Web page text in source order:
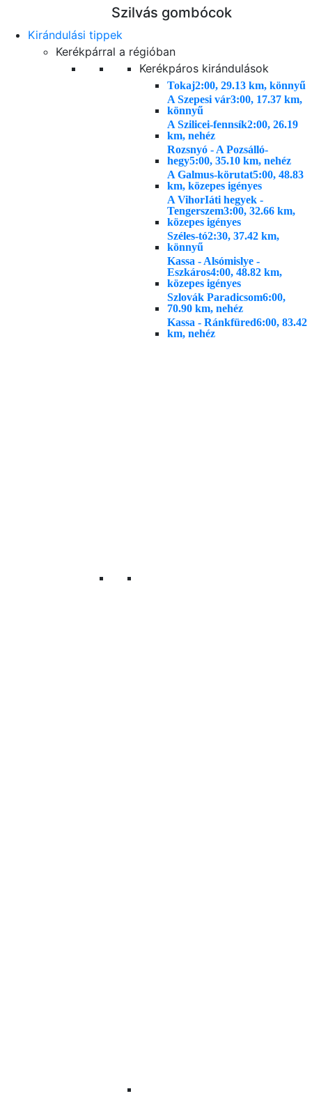
Szilvás gombócok
Kirándulási tippek
Kerékpárral a régióban
Kerékpáros kirándulások
Tokaj2:00, 29.13 km, könnyű
A Szepesi vár3:00, 17.37 km,
könnyű
A Szilicei-fennsík2:00, 26.19
km, nehéz
Rozsnyó - A Pozsálló-
hegy5:00, 35.10 km, nehéz
A Galmus-körutat5:00, 48.83
km, közepes igényes
A VihorIáti hegyek -
Tengerszem3:00, 32.66 km,
közepes igényes
Széles-tó2:30, 37.42 km,
könnyű
Kassa - Alsómislye -
Eszkáros4:00, 48.82 km,
közepes igényes
Szlovák Paradicsom6:00,
70.90 km, nehéz
Kassa - Ránkfüred6:00, 83.42
km, nehéz